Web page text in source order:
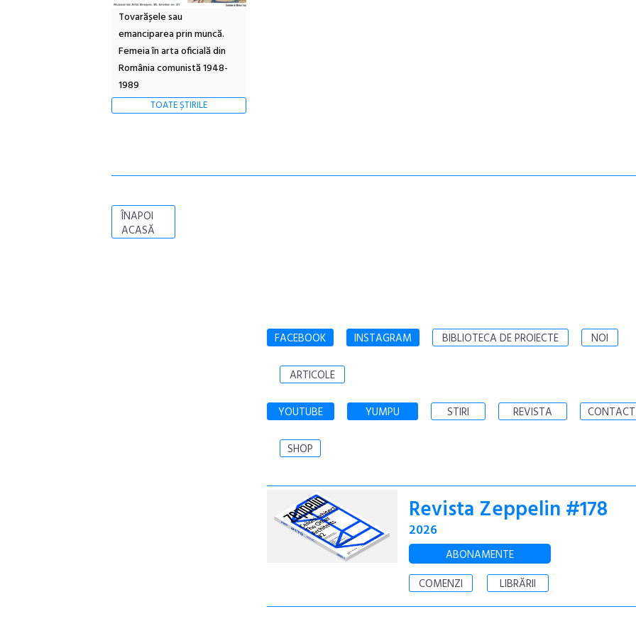
Tovarășele sau
emanciparea prin muncă.
Femeia în arta oficială din
România comunistă 1948-
1989
TOATE ȘTIRILE
ÎNAPOI
ACASĂ
FACEBOOK INSTAGRAM BIBLIOTECA DE PROIECTE NOI
ARTICOLE
YOUTUBE YUMPU STIRI REVISTA CONTACT
SHOP
Revista Zeppelin #178
2026
ABONAMENTE
COMENZI
LIBRĂRII